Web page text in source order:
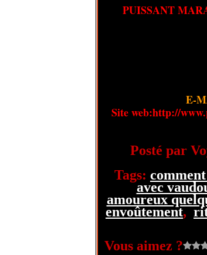
PUISSANT
E-
Site web:http://
Posté par
Tags:
avec
amoureux
envoûtement,
Vous aimez ?